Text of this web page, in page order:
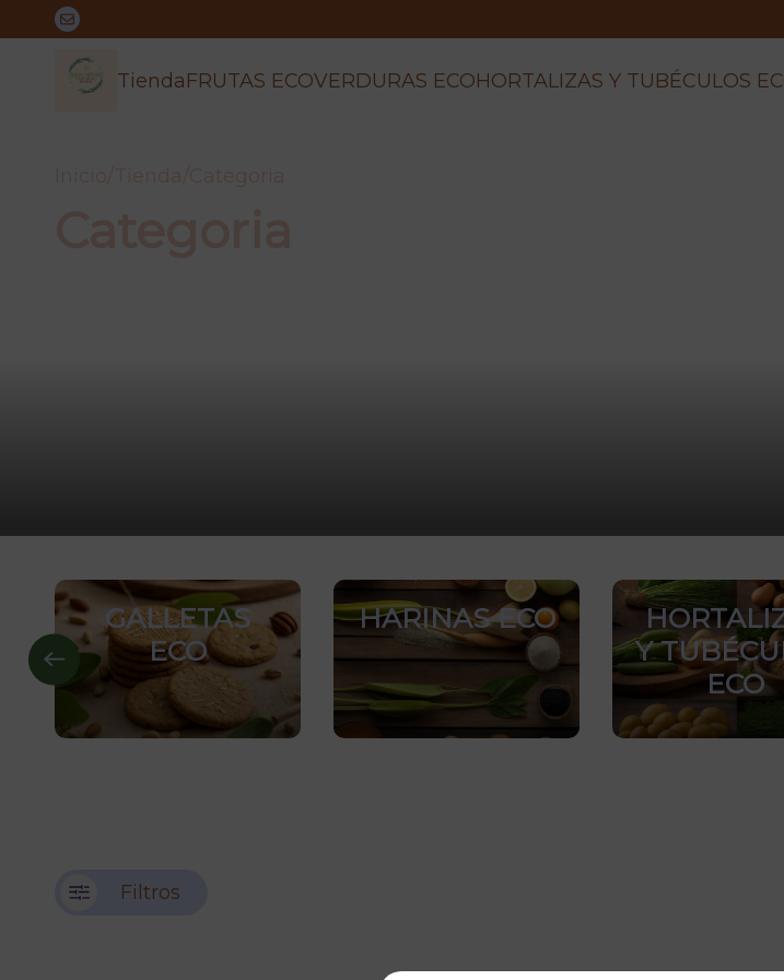
TiendaFRUTAS ECOVERDURAS ECOHORTALIZAS Y TUBÉCULOS
GALLETAS
ECO
HARINAS ECO
Y
ECO
Filtros